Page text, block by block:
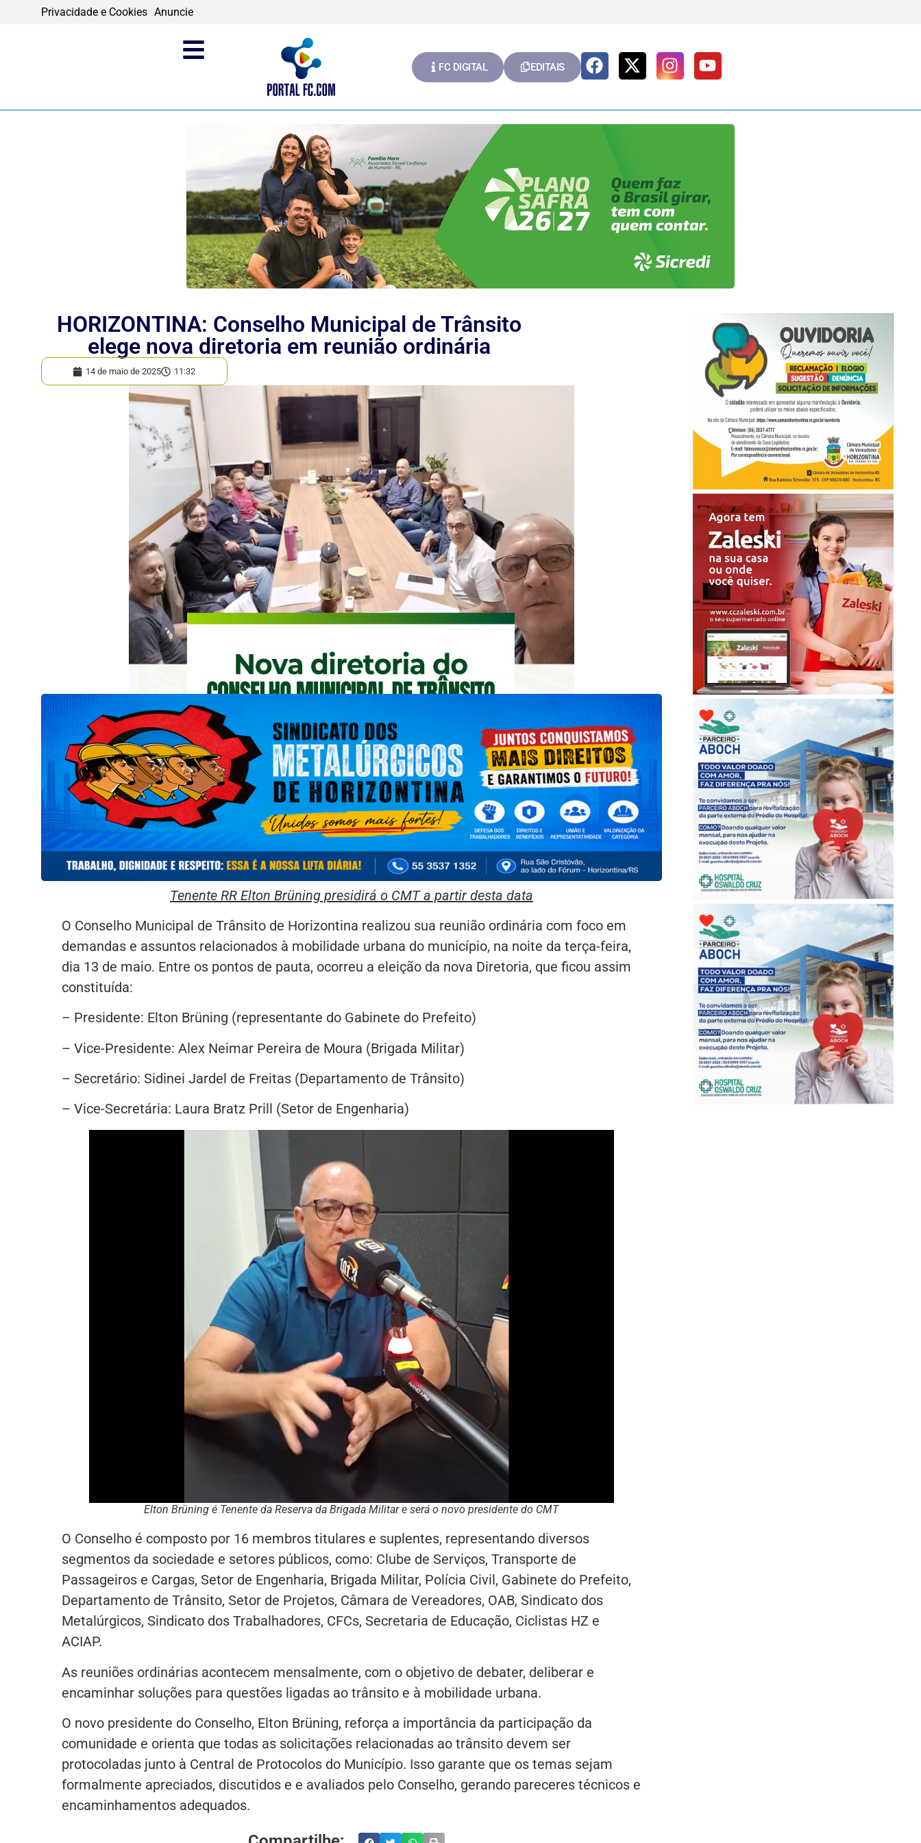
Privacidade e Cookies Anuncie
FC DIGITAL EDITAIS
HORIZONTINA: Conselho Municipal de Trânsito
elege nova diretoria em reunião ordinária
14 de maio de 2025 11:32
Tenente RR Elton Brüning presidirá o CMT a partir desta data
O Conselho Municipal de Trânsito de Horizontina realizou sua reunião ordinária com foco em
demandas e assuntos relacionados à mobilidade urbana do município, na noite da terça-feira,
dia 13 de maio. Entre os pontos de pauta, ocorreu a eleição da nova Diretoria, que ficou assim
constituída:
– Presidente: Elton Brüning (representante do Gabinete do Prefeito)
– Vice-Presidente: Alex Neimar Pereira de Moura (Brigada Militar)
– Secretário: Sidinei Jardel de Freitas (Departamento de Trânsito)
– Vice-Secretária: Laura Bratz Prill (Setor de Engenharia)
Elton Brüning é Tenente da Reserva da Brigada Militar e será o novo presidente do CMT
O Conselho é composto por 16 membros titulares e suplentes, representando diversos
segmentos da sociedade e setores públicos, como: Clube de Serviços, Transporte de
Passageiros e Cargas, Setor de Engenharia, Brigada Militar, Polícia Civil, Gabinete do Prefeito,
Departamento de Trânsito, Setor de Projetos, Câmara de Vereadores, OAB, Sindicato dos
Metalúrgicos, Sindicato dos Trabalhadores, CFCs, Secretaria de Educação, Ciclistas HZ e
ACIAP.
As reuniões ordinárias acontecem mensalmente, com o objetivo de debater, deliberar e
encaminhar soluções para questões ligadas ao trânsito e à mobilidade urbana.
O novo presidente do Conselho, Elton Brüning, reforça a importância da participação da
comunidade e orienta que todas as solicitações relacionadas ao trânsito devem ser
protocoladas junto à Central de Protocolos do Município. Isso garante que os temas sejam
formalmente apreciados, discutidos e e avaliados pelo Conselho, gerando pareceres técnicos e
encaminhamentos adequados.